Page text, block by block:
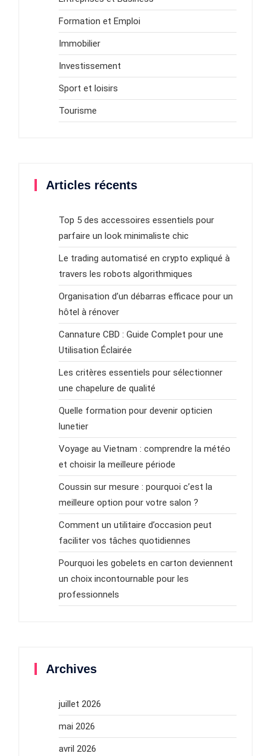
Formation et Emploi
Immobilier
Investissement
Sport et loisirs
Tourisme
Articles récents
Top 5 des accessoires essentiels pour
parfaire un look minimaliste chic
Le trading automatisé en crypto expliqué à
travers les robots algorithmiques
Organisation d’un débarras efficace pour un
hôtel à rénover
Cannature CBD : Guide Complet pour une
Utilisation Éclairée
Les critères essentiels pour sélectionner
une chapelure de qualité
Quelle formation pour devenir opticien
lunetier
Voyage au Vietnam : comprendre la météo
et choisir la meilleure période
Coussin sur mesure : pourquoi c’est la
meilleure option pour votre salon ?
Comment un utilitaire d’occasion peut
faciliter vos tâches quotidiennes
Pourquoi les gobelets en carton deviennent
un choix incontournable pour les
professionnels
Archives
juillet 2026
mai 2026
avril 2026